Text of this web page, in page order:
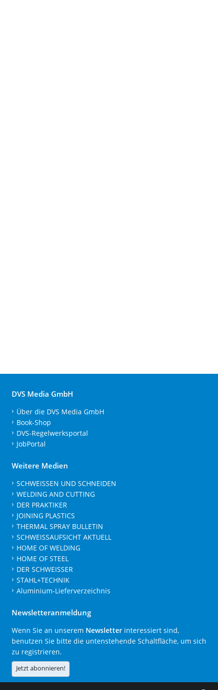
DVS Media GmbH
Über die DVS Media GmbH
Book-Shop
DVS-Regelwerksportal
JobPortal
Weitere Medien
SCHWEISSEN UND SCHNEIDEN
WELDING AND CUTTING
DER PRAKTIKER
JOINING PLASTICS
THERMAL SPRAY BULLETIN
SCHWEISSAUFSICHT AKTUELL
HOME OF WELDING
HOME OF STEEL
DER SCHWEISSER
STAHL+TECHNIK
Aluminium-Lieferverzeichnis
Newsletteranmeldung
Wenn Sie an unserem Newsletter interessiert sind,
benutzen Sie bitte die untenstehende Schaltfläche, um sich
zu registrieren.
Jetzt abonnieren!